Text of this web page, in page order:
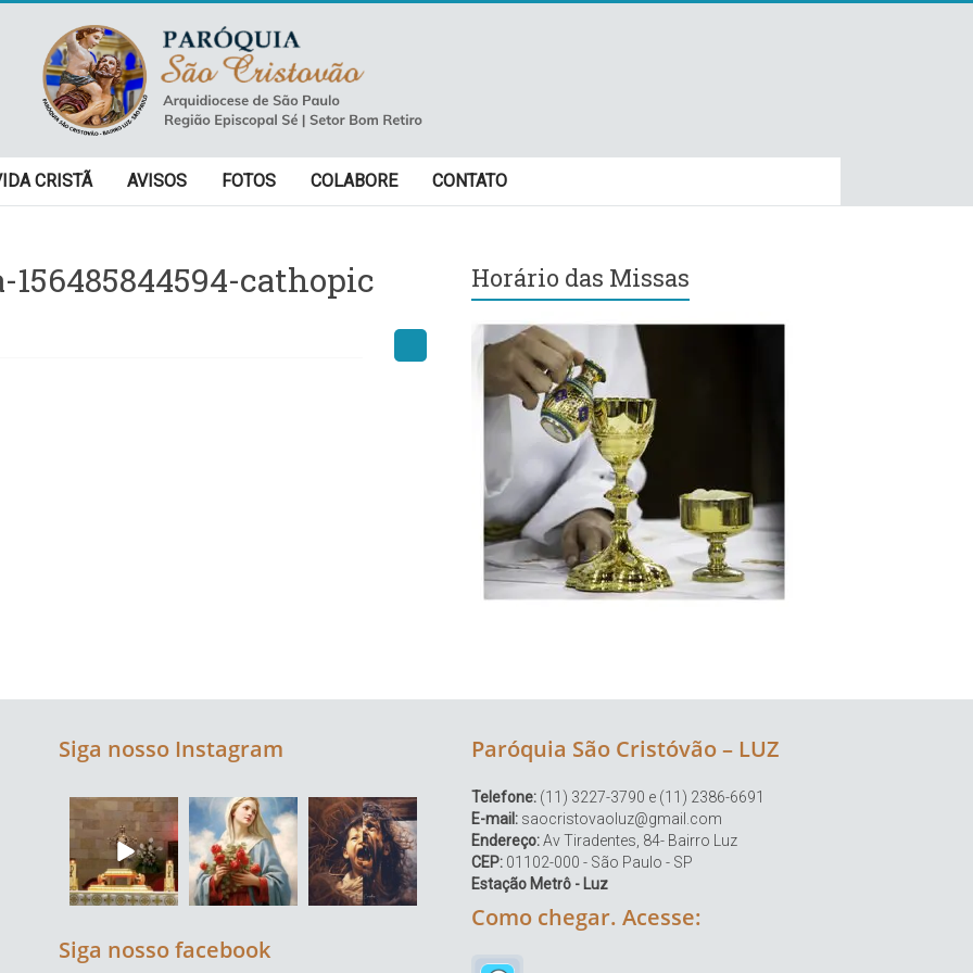
CRISTÃ AVISOS FOTOS COLABORE CONTATO
cathopic Horário das Missas
Siga nosso Instagram
Siga nosso facebook
Paróquia São Cristóvão – LUZ
Telefone: (11) 3227-3790 e (11) 2386-6691
E-mail: saocristovaoluz@gmail.com
Endereço:Av Tiradentes, 84- Bairro Luz
CEP: 01102-000 - São Paulo - SP
Estação Metrô - Luz
Como chegar. Acesse: